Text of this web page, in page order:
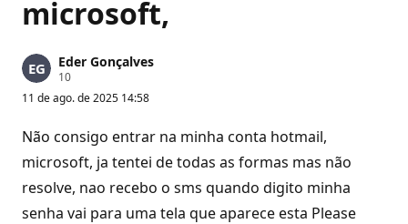
microsoft,
Eder Gonçalves
10P
n
o
s
d
e
r
e
p
11 de ago. de 2025 14:58
Não consigo entrar na minha conta hotmail,
microsoft, ja tentei de todas as formas mas não
resolve, nao recebo o sms quando digito minha
senha vai para uma tela que aparece esta Please